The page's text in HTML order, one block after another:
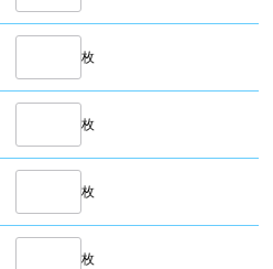
枚
枚
枚
枚